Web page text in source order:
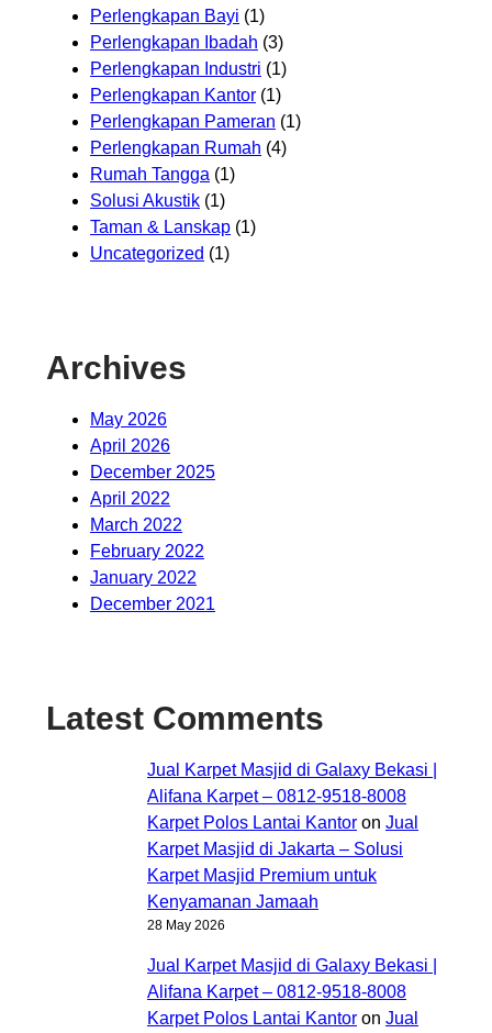
Perlengkapan Bayi (1)
Perlengkapan Ibadah (3)
Perlengkapan Industri (1)
Perlengkapan Kantor (1)
Perlengkapan Pameran (1)
Perlengkapan Rumah (4)
Rumah Tangga (1)
Solusi Akustik (1)
Taman & Lanskap (1)
Uncategorized (1)
Archives
May 2026
April 2026
December 2025
April 2022
March 2022
February 2022
January 2022
December 2021
Latest Comments
Jual Karpet Masjid di Galaxy Bekasi |
Alifana Karpet – 0812-9518-8008
Karpet Polos Lantai Kantor on Jual
Karpet Masjid di Jakarta – Solusi
Karpet Masjid Premium untuk
Kenyamanan Jamaah
28 May 2026
Jual Karpet Masjid di Galaxy Bekasi |
Alifana Karpet – 0812-9518-8008
Karpet Polos Lantai Kantor on Jual